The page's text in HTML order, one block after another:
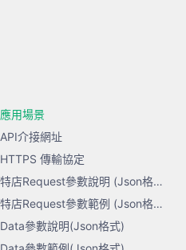
應用場景
API介接網址
HTTPS 傳輸協定
特店Request參數說明 (Json格式)
特店Request參數範例 (Json格式)
Data參數說明(Json格式)